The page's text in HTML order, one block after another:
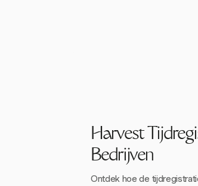
Harvest
Bedrijven
Ontdek hoe de